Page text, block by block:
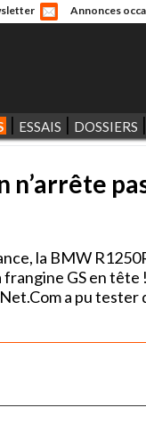
Annonces
ESSAIS DOSSIERS
n’arrête
la BMW
GS en tête
a pu tester